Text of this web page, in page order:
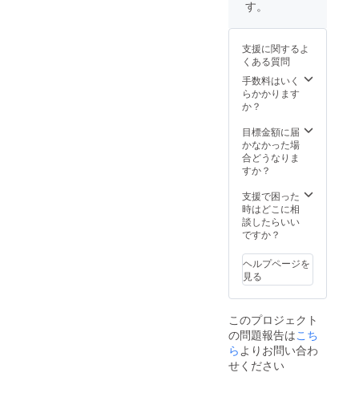
メール
りいた
しま
す。
クーポ
はメー
ルを配
信して
ていた
だきま
す。
（打ち
をして
イメー
ジを聞
きアク
リーを
製造し
ます）
す。
支援に関するよ
くある質問
手数料はいく
らかかります
か？
目標金額に届
かなかった場
合どうなりま
すか？
支援で困った
時はどこに相
談したらいい
ですか？
ヘルプページを
見る
このプロジェクト
の問題報告はこち
らよりお問い合わ
せください